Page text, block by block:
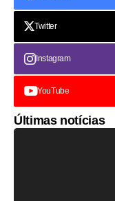
Twitter
Instagram
YouTube
Últimas notícias